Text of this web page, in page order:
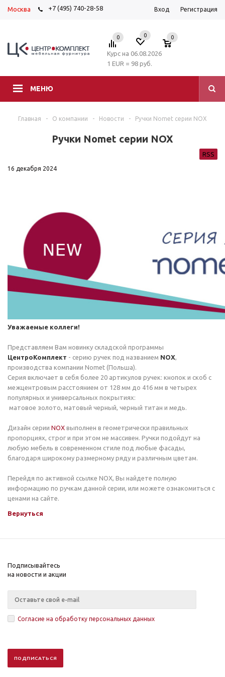
Москва +7 (495) 740-28-58 Вход Регистрация
МЕНЮ
0 0 0
Курс на 06.08.2026
1 EUR = 98 руб.
Главная - О компании - Новости - Ручки Nomet серии NOX
Ручки Nomet серии NOX
RSS
16 декабря 2024
Уважаемые коллеги!
Представляем Вам новинку складской программы
ЦентроКомплект - серию ручек под названием NOX,
производства компании Nomet (Польша).
Серия включает в себя более 20 артикулов ручек: кнопок и скоб с
межцентровым расстоянием от 128 мм до 416 мм в четырех
популярных и универсальных покрытиях:
матовое золото, матовый черный, черный титан и медь.
Дизайн серии NOX выполнен в геометрически правильных
пропорциях, строг и при этом не массивен. Ручки подойдут на
любую мебель в современном стиле под любые фасады,
благодаря широкому размерному ряду и различным цветам.
Перейдя по активной ссылке NOX, Вы найдете полную
информацию по ручкам данной серии, или можете ознакомиться с
ценами на сайте.
Вернуться
Подписывайтесь
на новости и акции
Согласие на обработку персональных данных